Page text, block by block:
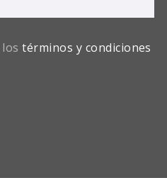
lostérminos y condiciones